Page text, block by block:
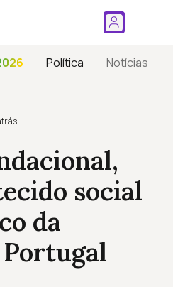
Política Notícias
social
da
Portugal